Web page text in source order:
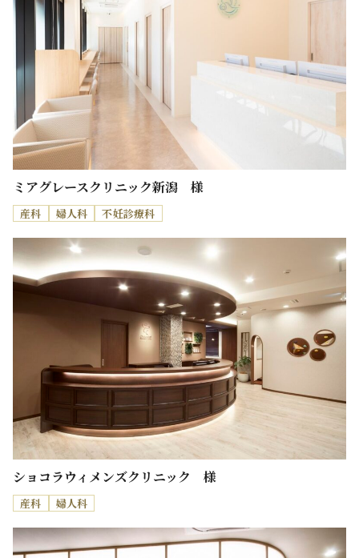
ミアグレースクリニック新潟 様
産科 婦人科 不妊診療科
ショコラウィメンズクリニック 様
産科 婦人科